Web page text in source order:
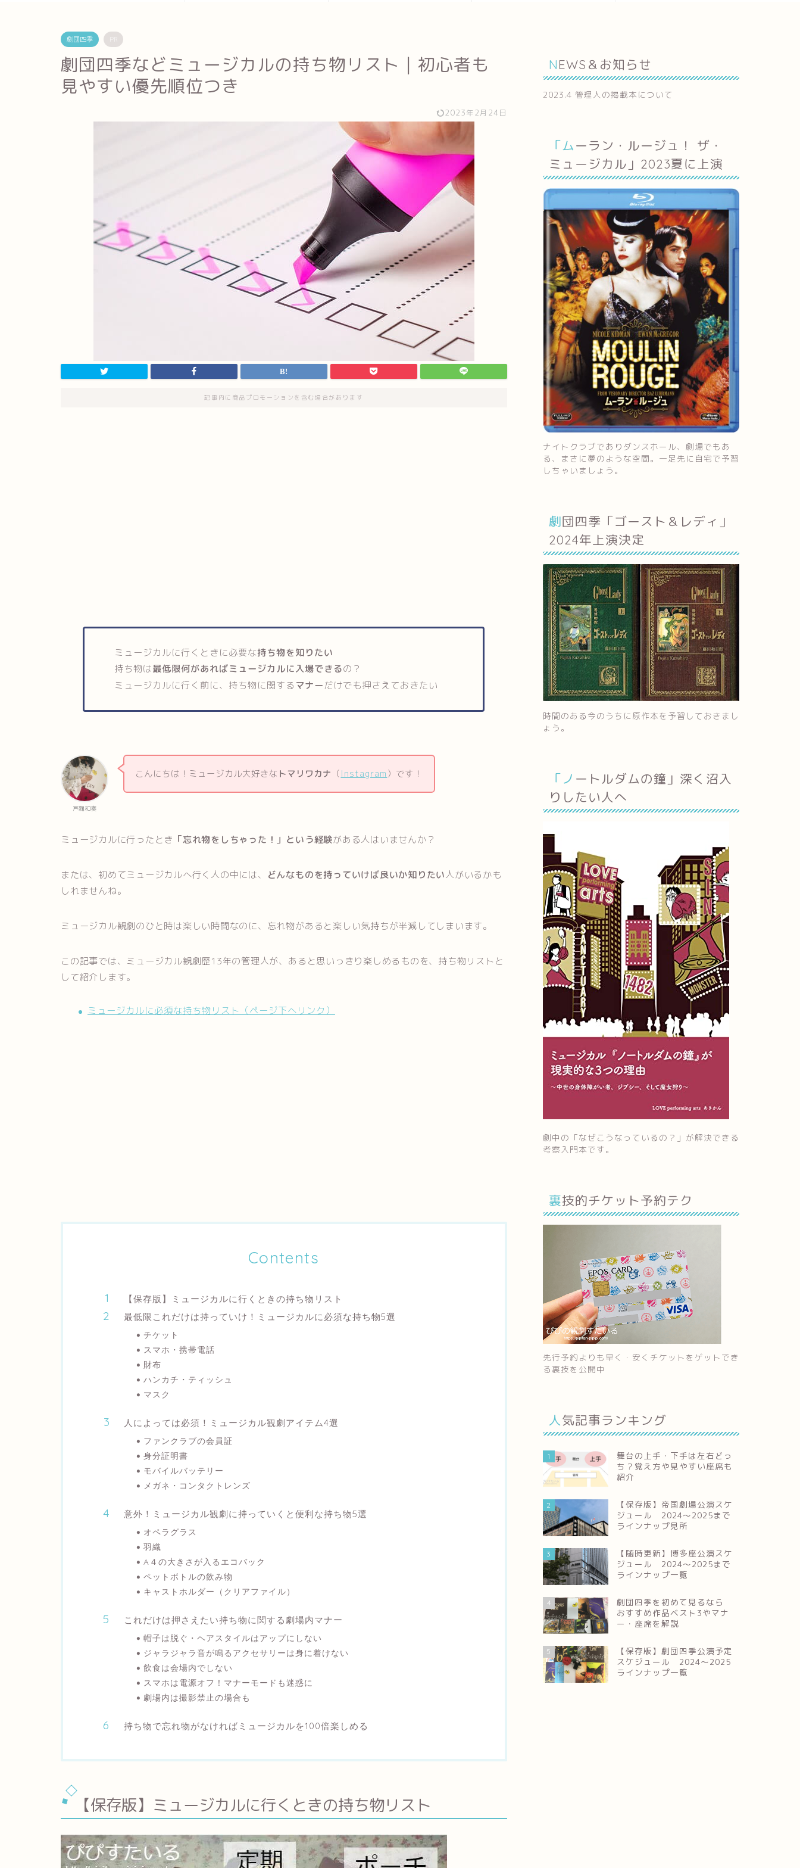
劇団四季 PR
劇団四季などミュージカルの持ち物リスト｜初心者も
見やすい優先順位つき
2023年2月24日
記事内に商品プロモーションを含む場合があります
ミュージカルに行くときに必要な持ち物を知りたい
持ち物は最低限何があればミュージカルに入場できるの？
ミュージカルに行く前に、持ち物に関する マナーだけでも押さえておきたい
戸鞠和奏
こんにちは！ミュージカル大好きな トマリワカナ （Instagram）です！
ミュージカルに行ったとき 「忘れ物をしちゃった！」という経験がある人はいませんか？
または、初めてミュージカルへ行く人の中には、 どんなものを持っていけば良いか知りたい人がいるかも
しれませんね。
ミュージカル観劇のひと時は楽しい時間なのに、忘れ物があると楽しい気持ちが半減してしまいます。
この記事では、ミュージカル観劇歴13年の管理人が、あると思いっきり楽しめるものを、持ち物リストと
して紹介します。
ミュージカルに必須な持ち物リスト（ページ下へリンク）
Contents
【保存版】ミュージカルに行くときの持ち物リスト
最低限これだけは持っていけ！ミュージカルに必須な持ち物5選
チケット
スマホ・携帯電話
財布
ハンカチ・ティッシュ
マスク
人によっては必須！ミュージカル観劇アイテム4選
ファンクラブの会員証
身分証明書
モバイルバッテリー
メガネ・コンタクトレンズ
意外！ミュージカル観劇に持っていくと便利な持ち物5選
オペラグラス
羽織
A４の大きさが入るエコバック
ペットボトルの飲み物
キャストホルダー（クリアファイル）
これだけは押さえたい持ち物に関する劇場内マナー
帽子は脱ぐ・ヘアスタイルはアップにしない
ジャラジャラ音が鳴るアクセサリーは身に着けない
飲食は会場内でしない
スマホは電源オフ！マナーモードも迷惑に
劇場内は撮影禁止の場合も
持ち物で忘れ物がなければミュージカルを100倍楽しめる
【保存版】ミュージカルに行くときの持ち物リスト
NEWS＆お知らせ
2023.4 管理人の掲載本について
「ムーラン・ルージュ！ ザ・
ミュージカル」2023夏に上演
ナイトクラブでありダンスホール、劇場でもあ
る、まさに夢のような空間。一足先に自宅で予習
しちゃいましょう。
劇団四季「ゴースト＆レディ」
2024年上演決定
時間のある今のうちに原作本を予習しておきまし
ょう。
「ノートルダムの鐘」深く沼入
りしたい人へ
劇中の「なぜこうなっているの？」が解決できる
考察入門本です。
裏技的チケット予約テク
先行予約よりも早く・安くチケットをゲットでき
る裏技を公開中
人気記事ランキング
1
舞台の上手・下手は左右どっ
ち？覚え方や見やすい座席も
紹介
2
【保存版】帝国劇場公演スケ
ジュール 2024～2025まで
ラインナップ見所
3
【随時更新】博多座公演スケ
ジュール 2024～2025まで
ラインナップ一覧
4
劇団四季を初めて見るなら
おすすめ作品ベスト3やマナ
ー・座席を解説
5
【保存版】劇団四季公演予定
スケジュール 2024～2025
ラインナップ一覧